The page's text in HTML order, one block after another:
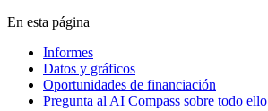
En esta página
Informes
Datos y gráficos
Oportunidades de financiación
Pregunta al AI Compass sobre todo ello